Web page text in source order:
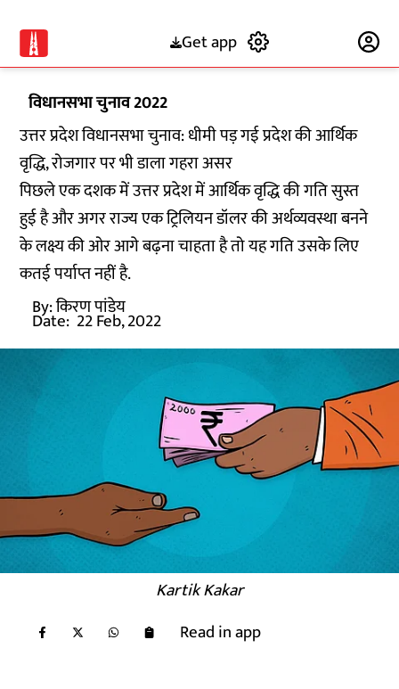
Get app
विधानसभा चुनाव 2022
उत्तर प्रदेश विधानसभा चुनाव: धीमी पड़ गई प्रदेश की आर्थिक
वृद्धि, रोजगार पर भी डाला गहरा असर
पिछले एक दशक में उत्तर प्रदेश में आर्थिक वृद्धि की गति सुस्त
हुई है और अगर राज्य एक ट्रिलियन डॉलर की अर्थव्यवस्था बनने
के लक्ष्य की ओर आगे बढ़ना चाहता है तो यह गति उसके लिए
कतई पर्याप्त नहीं है.
By:किरण पांडेय
Date: 22 Feb, 2022
Kartik Kakar
Read in app